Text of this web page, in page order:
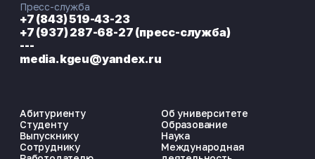
Абитуриенту
Студенту
Выпускнику
Сотруднику
Об университете
Образование
Наука
Международная
Пресс-служба
+7 (843) 519-43-23
+7 (937) 287-68-27 (пресс-служба)
---
media.kgeu@yandex.ru